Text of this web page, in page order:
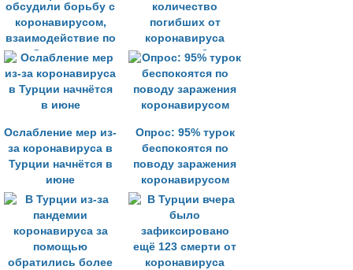
обсудили борьбу с
коронавирусом,
взаимодействие по
Сирии и в
энергетике
количество
погибших от
коронавируса
превысило 2 тыс.
200 человек
Ослабление мер из-
за коронавируса в
Турции начнётся в
июне
Опрос: 95% турок
беспокоятся по
поводу заражения
коронавирусом